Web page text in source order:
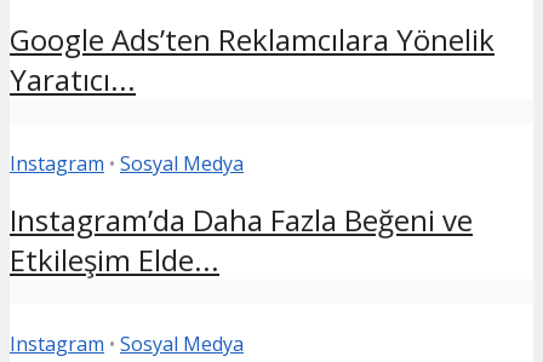
Google Ads’ten Reklamcılara Yönelik
Yaratıcı...
Instagram • Sosyal Medya
Instagram’da Daha Fazla Beğeni ve
Etkileşim Elde...
Instagram • Sosyal Medya